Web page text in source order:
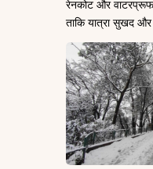
रेनकोट और
ताकि यात्रा सुखद और